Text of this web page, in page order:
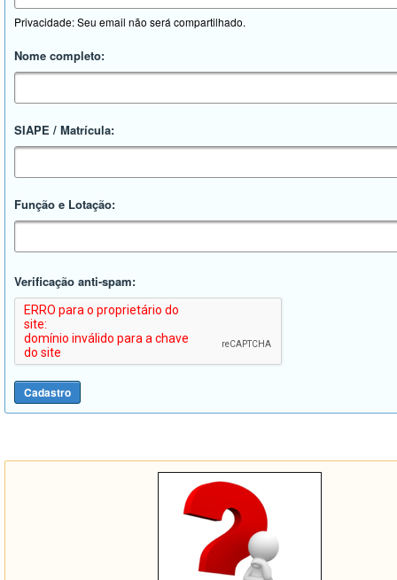
Privacidade: Seu email não será compartilhado.
Nome completo:
SIAPE / Matrícula:
Função e Lotação:
Verificação anti-spam: